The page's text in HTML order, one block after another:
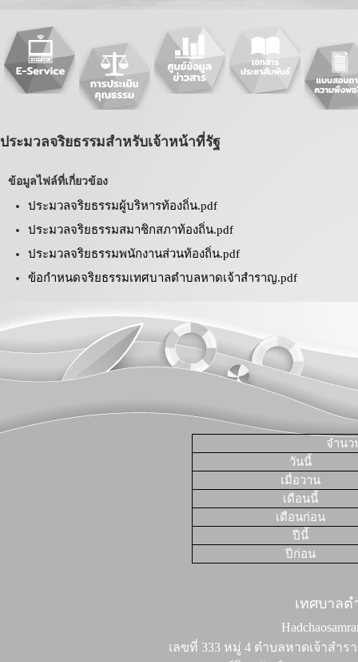
ประมวลจริยธรรมสำหรับเจ้าหน้าที่รัฐ
ข้อมูลไฟล์ที่เกี่ยวข้อง
ประมวลจริยธรรมผู้บริหารท้องถิ่น.pdf
ประมวลจริยธรรมสมาชิกสภาท้องถิ่น.pdf
ประมวลจริยธรรมพนักงานส่วนท้องถิ่น.pdf
ข้อกำหนดจริยธรรมเทศบาลตำบลหาดเจ้าสำราญ.pdf
จำนว
วันนี้
เมื่อวาน
เดือนนี้
เดือนก่อน
ปีนี้
ปีก่อน
เทศบาล
เลขที่ 333 หมู่ 4 ตำบลหาดเจ้าสำร